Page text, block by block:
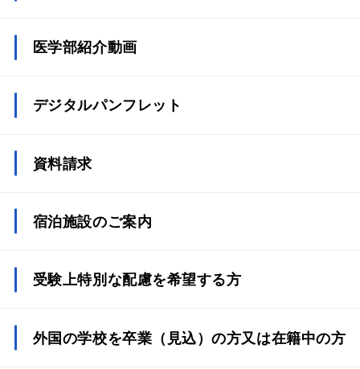
医学部紹介動画
デジタルパンフレット
資料請求
宿泊施設のご案内
受験上特別な配慮を希望する方
外国の学校を卒業（見込）の方又は在籍中の方